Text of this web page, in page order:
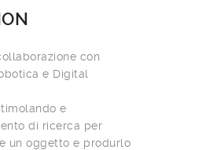
con
e Digital
e
di ricerca per
un oggetto e produrlo